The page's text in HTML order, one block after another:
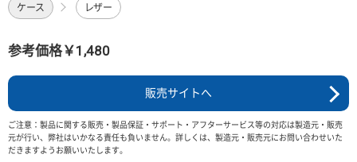
ケース レザー
参考価格￥1,480
販売サイトへ
ご注意：製品に関する販売・製品保証・サポート・アフターサービス等の対応は製造元・販売
元が行い、弊社はいかなる責任も負いません。詳しくは、製造元・販売元にお問い合わせいた
だきますようお願いいたします。